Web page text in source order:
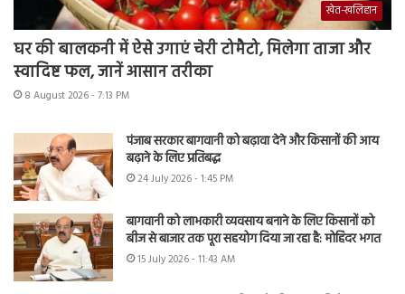
खेत-खलिहान
घर की बालकनी में ऐसे उगाएं चेरी टोमैटो, मिलेगा ताजा और
स्वादिष्ट फल, जानें आसान तरीका
8 August 2026 - 7:13 PM
पंजाब सरकार बागवानी को बढ़ावा देने और किसानों की आय
बढ़ाने के लिए प्रतिबद्ध
24 July 2026 - 1:45 PM
बागवानी को लाभकारी व्यवसाय बनाने के लिए किसानों को
बीज से बाजार तक पूरा सहयोग दिया जा रहा है: मोहिंदर भगत
15 July 2026 - 11:43 AM